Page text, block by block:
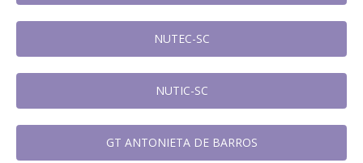
NUTEC-SC
NUTIC-SC
GT ANTONIETA DE BARROS